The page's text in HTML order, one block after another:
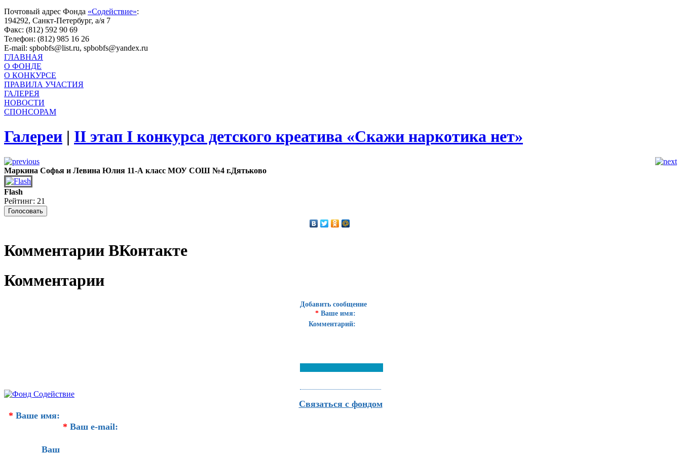
Почтовый адрес Фонда «Содействие»:
194292, Санкт-Петербург, а/я 7
Факс: (812) 592 90 69
Телефон: (812) 985 16 26
E-mail: spbobfs@list.ru, spbobfs@yandex.ru
ГЛАВНАЯ
О ФОНДЕ
О КОНКУРСЕ
ПРАВИЛА УЧАСТИЯ
ГАЛЕРЕЯ
НОВОСТИ
СПОНСОРАМ
Галереи | II этап I конкурса детского креатива «Скажи наркотика нет»
Маркина Софья и Левина Юлия 11-А класс МОУ СОШ №4 г.Дятьково
Flash
Рейтинг: 21
Комментарии ВКонтакте
Комментарии
Добавить сообщение
* Ваше имя:
Комментарий:
Связаться с фондом
* Ваше имя:
* Ваш e-mail:
Ваш